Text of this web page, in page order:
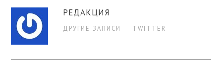
РЕДАКЦИЯ
ДРУГИЕ ЗАПИСИ TWITTER